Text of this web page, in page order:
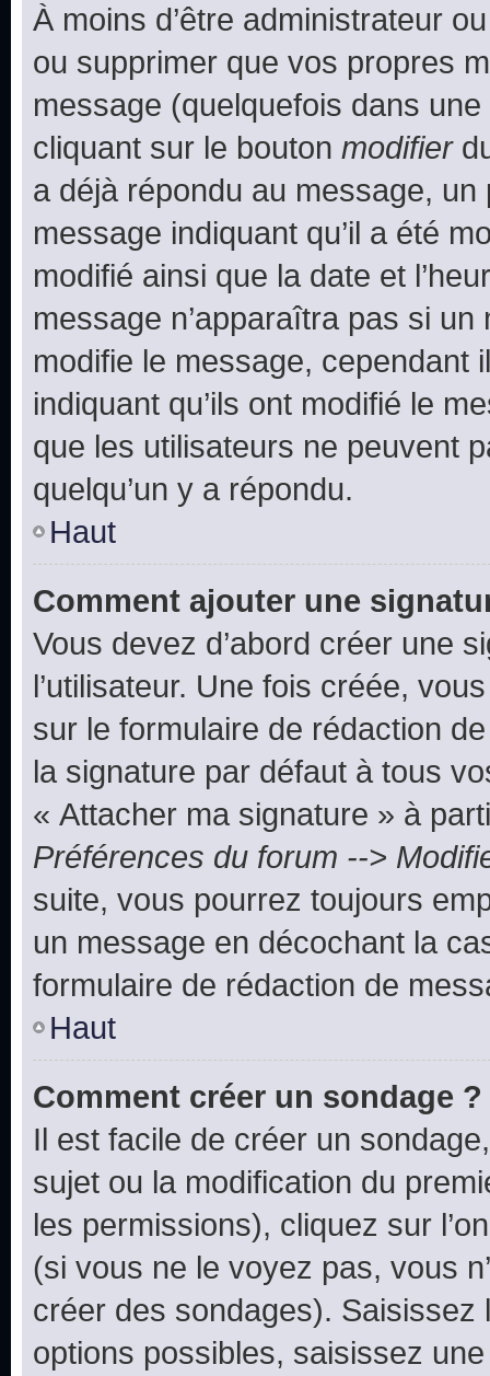
À moins d’être administrateur
ou supprimer que vos propres
message (quelquefois dans
cliquant sur le bouton modifier
a déjà répondu au message, un
message indiquant qu’il a été
modifié ainsi que la date et
message n’apparaîtra pas si
modifie le message, cependant
indiquant qu’ils ont modifié le
que les utilisateurs ne peuvent
quelqu’un y a répondu.
Haut
Comment ajouter une
Vous devez d’abord créer une
l’utilisateur. Une fois créée,
sur le formulaire de rédaction
la signature par défaut à tous
« Attacher ma signature » à
Préférences du forum -->
suite, vous pourrez toujours
un message en décochant la
formulaire de rédaction de
Haut
Comment créer un sondage ?
Il est facile de créer un
sujet ou la modification du
les permissions), cliquez sur
(si vous ne le voyez pas, vous
créer des sondages).
options possibles, saisissez